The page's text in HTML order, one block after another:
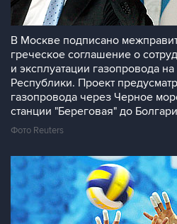
В Москве подписано
греческое соглашение о
и эксплуатации газопровода
Республики. Проект
газопровода через Черное
станции "Береговая" до
Фото Reuters